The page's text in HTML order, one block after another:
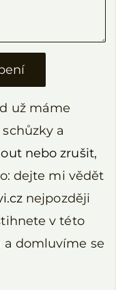
už máme
a
nebo zrušit,
dejte mi vědět
nejpozději
v této
a domluvíme se